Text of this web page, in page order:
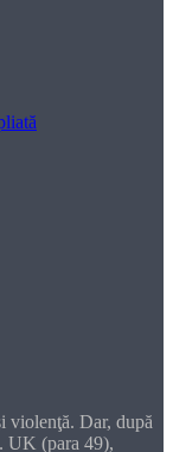
violenţă. Dar, după
UK (para 49),